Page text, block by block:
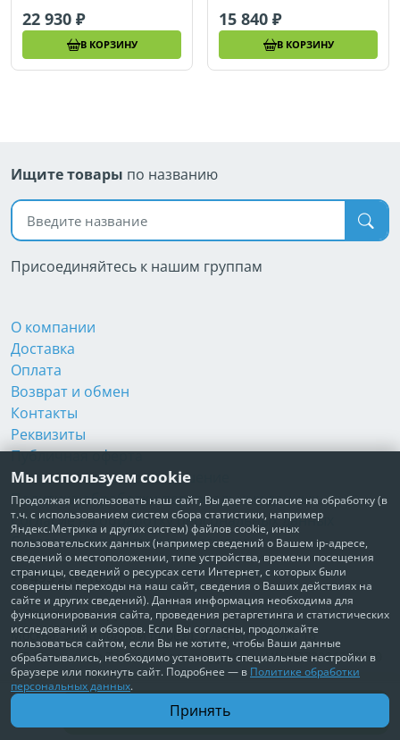
22 930
В КОРЗИНУ
15 840
В КОРЗИНУ
В корзину
Доставим по всей России
Ищите товары по названию
Поиск по названию
Присоединяйтесь к нашим группам
О компании
Доставка
Оплата
Возврат и обмен
Контакты
Реквизиты
Публичная оферта
Пользовательское соглашение
Политика обработки персональных данных
Согласие на обработку персональных данных
Согласие на рекламные рассылки
+7 495 210-10-57
© Забота о Вас.ру
Москва, Электродный проезд, д. 14 стр.1 офис 18
ИП Максимова Татьяна Александровна · ИНН 772006379720
Мы используем cookie
Продолжая использовать наш сайт, Вы даете согласие на обработку (в
т.ч. с использованием систем сбора статистики, например
Яндекс.Метрика и других систем) файлов cookie, иных
пользовательских данных (например сведений о Вашем ip-адресе,
сведений о местоположении, типе устройства, времени посещения
страницы, сведений о ресурсах сети Интернет, с которых были
совершены переходы на наш сайт, сведения о Ваших действиях на
сайте и других сведений). Данная информация необходима для
функционирования сайта, проведения ретаргетинга и статистических
исследований и обзоров. Если Вы согласны, продолжайте
пользоваться сайтом, если Вы не хотите, чтобы Ваши данные
обрабатывались, необходимо установить специальные настройки в
браузере или покинуть сайт. Подробнее — в Политике обработки
персональных данных.
Принять